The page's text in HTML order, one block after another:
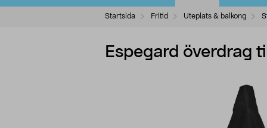
Startsida Fritid Uteplats & balkong
Espegard överdrag